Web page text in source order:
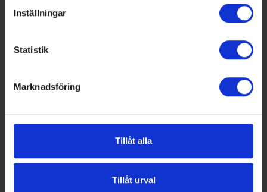
Inställningar
Statistik
Marknadsföring
Tillåt alla
Tillåt urval
Sveriges totala energi och de avger en
femtedel av växthusgasutsläppen.
energihushållningsregler med målet att minska
växthusgaser. VA & VVS-Fabrikanterna vill
medlemmars produkter och lösningar kan bidra
till att uppfylla kommande krav.